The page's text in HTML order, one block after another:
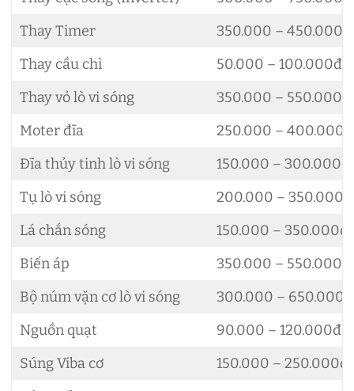
Thay Timer
350.000 – 450.000đ
Thay cầu chì
50.000 – 100.000đ
Thay vỏ lò vi sóng
350.000 – 550.000đ
Moter đĩa
250.000 – 400.000đ
Đĩa thủy tinh lò vi sóng
150.000 – 300.000đ
Tụ lò vi sóng
200.000 – 350.000đ
Lá chắn sóng
150.000 – 350.000đ
Biến áp
350.000 – 550.000đ
Bộ núm vặn cơ lò vi sóng
300.000 – 650.000đ
Nguồn quạt
90.000 – 120.000đ
Súng Viba cơ
150.000 – 250.000đ